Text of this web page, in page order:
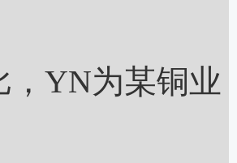
YN为某铜业